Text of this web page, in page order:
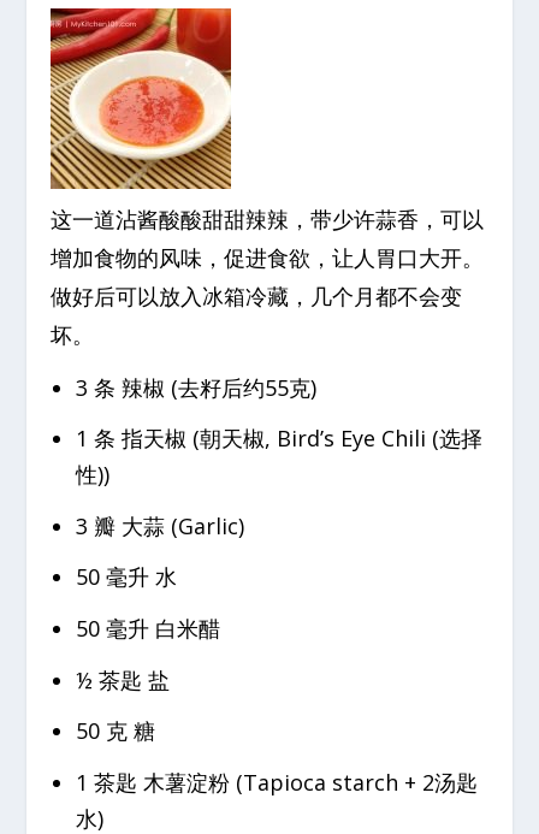
这一道沾酱酸酸甜甜辣辣，带少许蒜香，可以
增加食物的风味，促进食欲，让人胃口大开。
做好后可以放入冰箱冷藏，几个月都不会变
坏。
3 条 辣椒 (去籽后约55克)
1 条 指天椒 (朝天椒, Bird’s Eye Chili (选择
性))
3 瓣 大蒜 (Garlic)
50 毫升 水
50 毫升 白米醋
½ 茶匙 盐
50 克 糖
1 茶匙 木薯淀粉 (Tapioca starch + 2汤匙
水)